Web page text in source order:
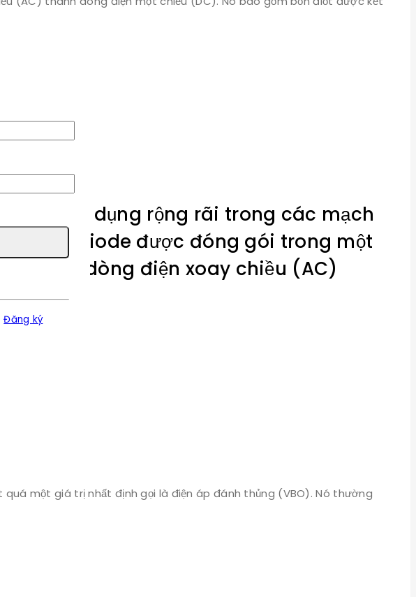
được sử dụng rộng rãi trong các mạch
gồm 4 diode được đóng gói trong một
đổi dòng điện xoay chiều (AC)
một giá trị nhất định gọi là điện áp đánh thủng (VBO). Nó thường
Đăng ký